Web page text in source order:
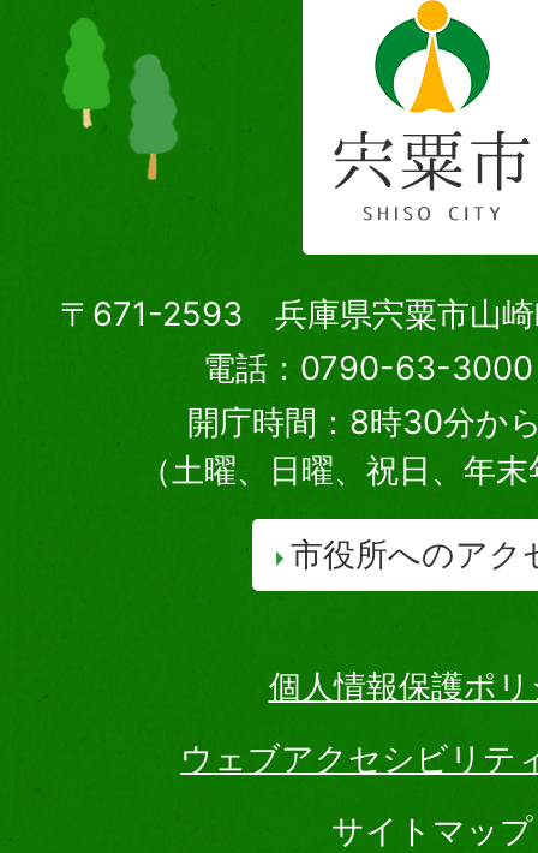
〒671-2593 兵庫県宍粟市山崎
電話：0790-63-3000
開庁時間：8時30分か
（土曜、日曜、祝日、年
市役所へのアク
個人情報保護ポ
ウェブアクセシビリテ
サイトマップ